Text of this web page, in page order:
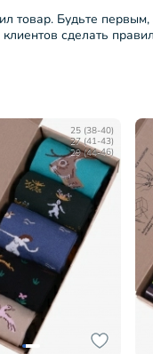
товар. Будьте
сделать
25 (38-40)
27 (41-43)
29 (44-46)